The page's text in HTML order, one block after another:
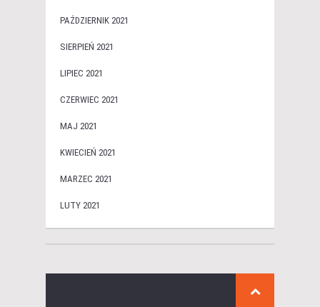
PAŹDZIERNIK 2021
SIERPIEŃ 2021
LIPIEC 2021
CZERWIEC 2021
MAJ 2021
KWIECIEŃ 2021
MARZEC 2021
LUTY 2021